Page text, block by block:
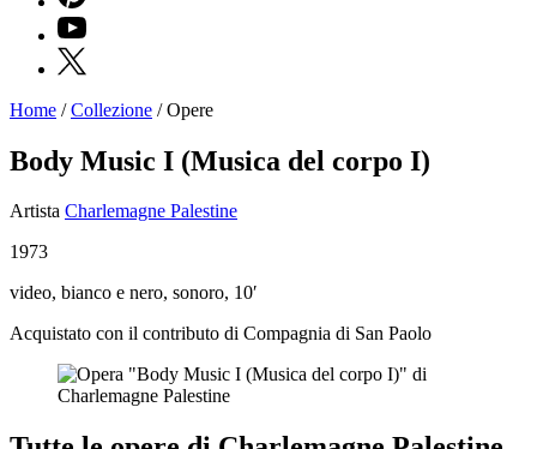
YouTube
X
Mostre
Eventi
del
EN
Collezione
Accessibilità
Educazione
Educazione
News
Home /Collezione /Opere
Body Music I (Musica del corpo I)
Artista Charlemagne Palestine
1973
video, bianco e nero, sonoro, 10′
Acquistato con il contributo di Compagnia di San Paolo